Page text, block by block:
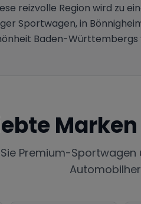
reizvolle Region wird zu
Sportwagen, in
Baden-
Premium-